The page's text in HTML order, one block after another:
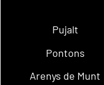
Pujalt
Pontons
Arenys de Munt